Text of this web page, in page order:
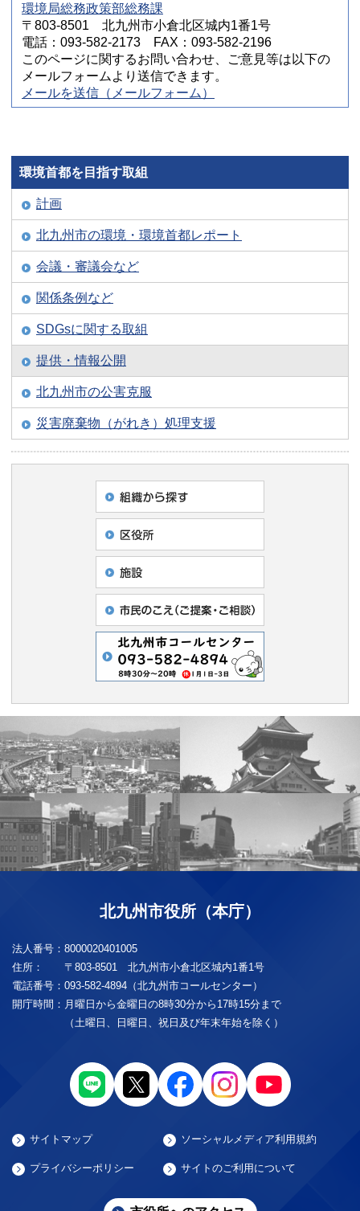
環境局総務政策部総務課
〒803-8501 北九州市小倉北区城内1番1号
電話：093-582-2173 FAX：093-582-2196
このページに関するお問い合わせ、ご意見等は以下の
メールフォームより送信できます。
メールを送信（メールフォーム）
環境首都を目指す取組
計画
北九州市の環境・環境首都レポート
会議・審議会など
関係条例など
SDGsに関する取組
提供・情報公開
北九州市の公害克服
災害廃棄物（がれき）処理支援
北九州市役所（本庁）
法人番号： 8000020401005
住所：
〒803-8501 北九州市小倉北区城内1番1号
電話番号： 093-582-4894（北九州市コールセンター）
開庁時間： 月曜日から金曜日の8時30分から17時15分まで
（土曜日、日曜日、祝日及び年末年始を除く）
サイトマップ ソーシャルメディア利用規約
プライバシーポリシー サイトのご利用について